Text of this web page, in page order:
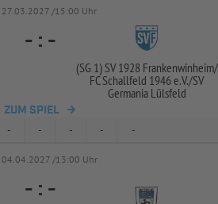
27.03.2027 /15:00 Uhr
- : -
(SG 1) SV 1928 Frankenwinheim/
FC Schallfeld 1946 e.V./SV
Germania Lülsfeld
ZUM SPIEL
- - - - -
04.04.2027 /13:00 Uhr
- : -